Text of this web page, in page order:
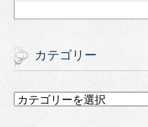
カテゴリー
カ